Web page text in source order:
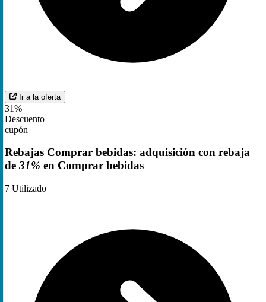
Ir a la oferta
31%
Descuento
cupón
Rebajas Comprar bebidas: adquisición con rebaja
de 31% en Comprar bebidas
7 Utilizado